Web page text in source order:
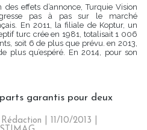
des effets d’annonce, Turquie Vision‎
pas à pas sur le marché
En 2011, la filiale de Koptur, un
turc crée en 1981, totalisait 1 006
soit 6 de plus que prévu. en 2013,
plus qu’espéré. En 2014, pour son
garantis pour deux
| 11/10/2013